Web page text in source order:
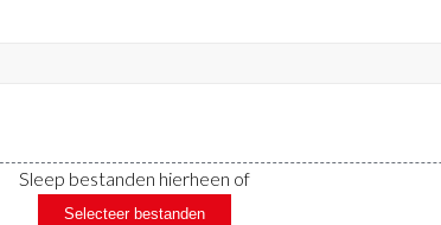
Sleep bestanden hierheen of
Selecteer bestanden